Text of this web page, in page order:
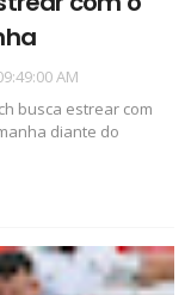
AM
busca estrear com
diante do